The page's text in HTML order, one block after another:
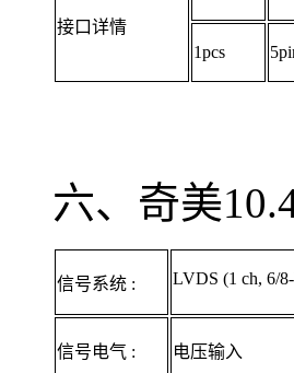
接口详情
1pcs
六、奇美
信号系统 : LVDS (1 ch, 6/
信号电气 : 电压输入